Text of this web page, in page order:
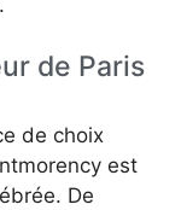
de Paris
de choix
est
De